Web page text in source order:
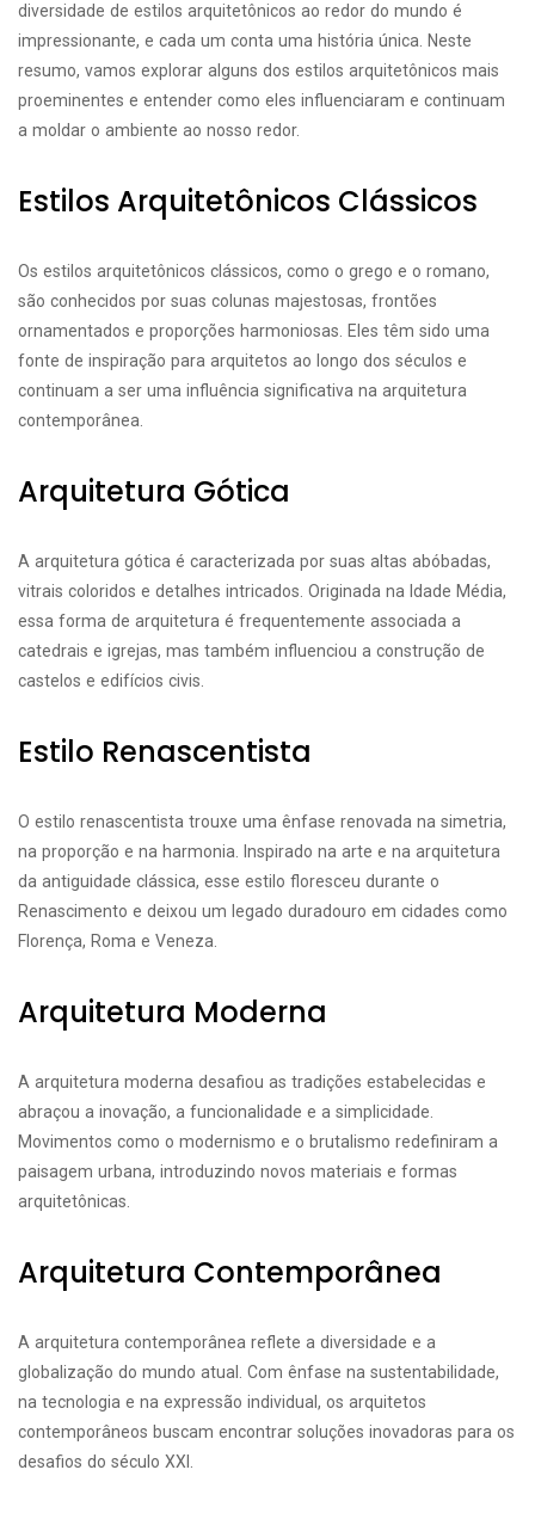
diversidade de estilos arquitetônicos ao redor do mundo é
impressionante, e cada um conta uma história única. Neste
resumo, vamos explorar alguns dos estilos arquitetônicos mais
proeminentes e entender como eles influenciaram e continuam
a moldar o ambiente ao nosso redor.
Estilos Arquitetônicos Clássicos
Os estilos arquitetônicos clássicos, como o grego e o romano,
são conhecidos por suas colunas majestosas, frontões
ornamentados e proporções harmoniosas. Eles têm sido uma
fonte de inspiração para arquitetos ao longo dos séculos e
continuam a ser uma influência significativa na arquitetura
contemporânea.
Arquitetura Gótica
A arquitetura gótica é caracterizada por suas altas abóbadas,
vitrais coloridos e detalhes intricados. Originada na Idade Média,
essa forma de arquitetura é frequentemente associada a
catedrais e igrejas, mas também influenciou a construção de
castelos e edifícios civis.
Estilo Renascentista
O estilo renascentista trouxe uma ênfase renovada na simetria,
na proporção e na harmonia. Inspirado na arte e na arquitetura
da antiguidade clássica, esse estilo floresceu durante o
Renascimento e deixou um legado duradouro em cidades como
Florença, Roma e Veneza.
Arquitetura Moderna
A arquitetura moderna desafiou as tradições estabelecidas e
abraçou a inovação, a funcionalidade e a simplicidade.
Movimentos como o modernismo e o brutalismo redefiniram a
paisagem urbana, introduzindo novos materiais e formas
arquitetônicas.
Arquitetura Contemporânea
A arquitetura contemporânea reflete a diversidade e a
globalização do mundo atual. Com ênfase na sustentabilidade,
na tecnologia e na expressão individual, os arquitetos
contemporâneos buscam encontrar soluções inovadoras para os
desafios do século XXI.